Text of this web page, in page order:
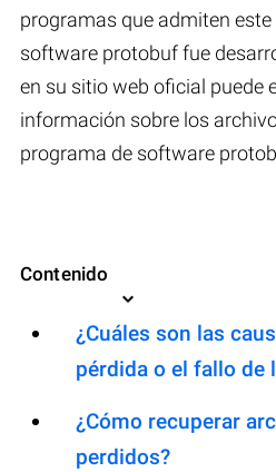
programas que admiten
software protobuf fue
en su sitio web oficial puede
información sobre los
programa de software
Contenido
¿Cuáles son las
pérdida o el fallo de
¿Cómo recuperar
perdidos?